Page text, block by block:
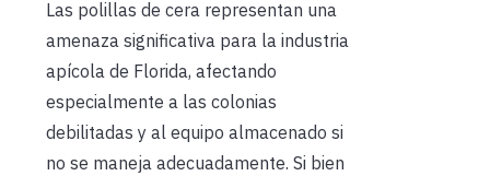
Las polillas de cera representan una
amenaza significativa para la industria
apícola de Florida, afectando
especialmente a las colonias
debilitadas y al equipo almacenado si
no se maneja adecuadamente. Si bien